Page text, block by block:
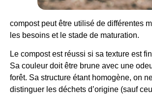
compost peut être utilisé de différentes
les besoins et le stade de maturation.
Le compost est réussi si sa texture est
Sa couleur doit être brune avec une
forêt. Sa structure étant homogène, on
distinguer les déchets d’origine (sauf